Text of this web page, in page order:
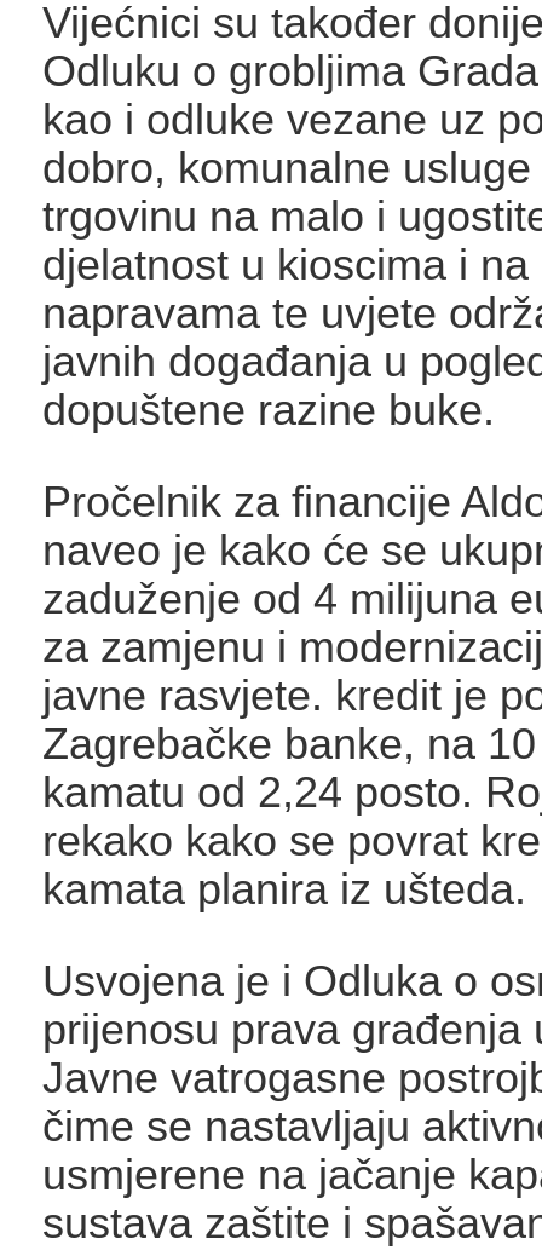
Vijećnici su također
Odluku o grobljima
kao i odluke vezane uz
dobro, komunalne
trgovinu na malo i
djelatnost u kioscima i
napravama te uvjete
javnih događanja u
dopuštene razine buke.
Pročelnik za financije
naveo je kako će se
zaduženje od 4 milijuna
za zamjenu i
javne rasvjete. kredit je
Zagrebačke banke, na
kamatu od 2,24 posto.
rekako kako se povrat
kamata planira iz ušteda.
Usvojena je i Odluka o
prijenosu prava građenja
Javne vatrogasne
čime se nastavljaju
usmjerene na jačanje
sustava zaštite i